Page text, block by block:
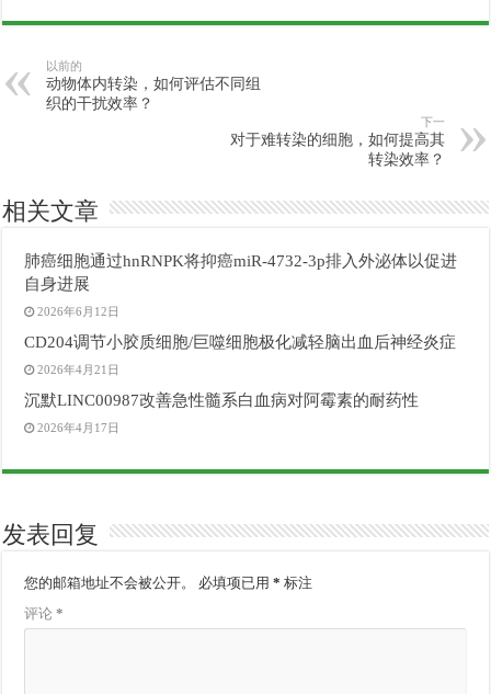
以前的
动物体内转染，如何评估不同组
织的干扰效率？
下一
对于难转染的细胞，如何提高其
转染效率？
相关文章
肺癌细胞通过hnRNPK将抑癌miR-4732-3p排入外泌体以促进
自身进展
2026年6月12日
CD204调节小胶质细胞/巨噬细胞极化减轻脑出血后神经炎症
2026年4月21日
沉默LINC00987改善急性髓系白血病对阿霉素的耐药性
2026年4月17日
发表回复
您的邮箱地址不会被公开。 必填项已用* 标注
评论*